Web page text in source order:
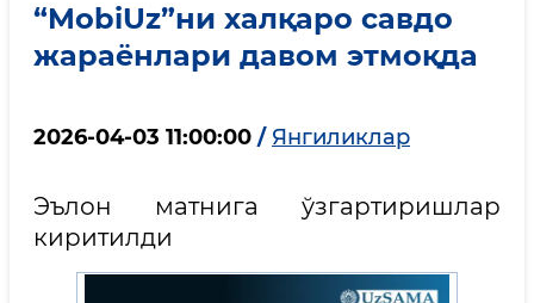
“MobiUz”ни халқаро савдо
жараёнлари давом этмоқда
2026-04-03 11:00:00 / Янгиликлар
Эълон матнига ўзгартиришлар
киритилди